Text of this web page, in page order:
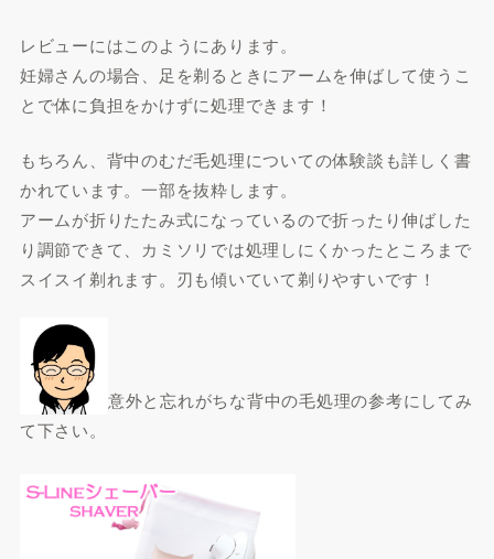
レビューにはこのようにあります。
妊婦さんの場合、足を剃るときにアームを伸ばして使うこ
とで体に負担をかけずに処理できます！
もちろん、背中のむだ毛処理についての体験談も詳しく書
かれています。一部を抜粋します。
アームが折りたたみ式になっているので折ったり伸ばした
り調節できて、カミソリでは処理しにくかったところまで
スイスイ剃れます。刃も傾いていて剃りやすいです！
意外と忘れがちな背中の毛処理の参考にしてみ
て下さい。